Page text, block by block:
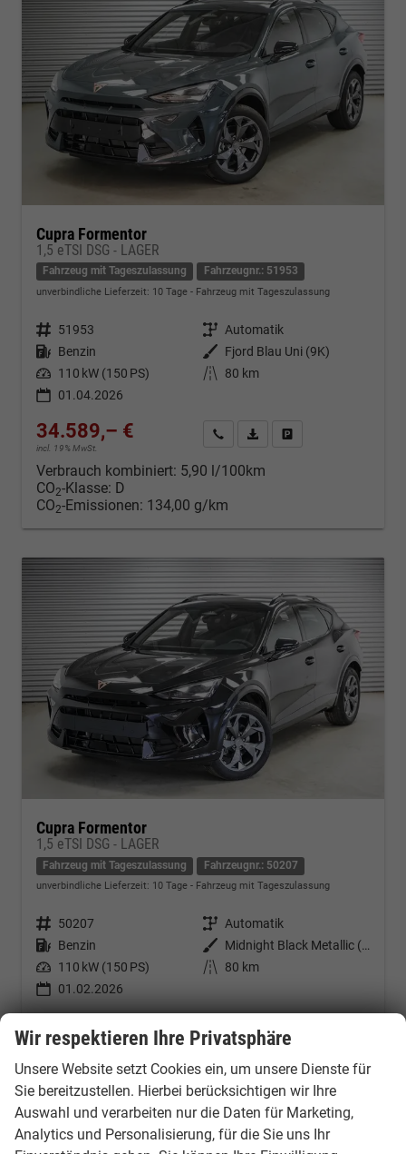
Cupra Formentor
1,5 eTSI DSG - LAGER
Fahrzeug mit Tageszulassung Fahrzeugnr.: 51953
unverbindliche Lieferzeit: 10 Tage Fahrzeug mit Tageszulassung
Fahrzeugnr. 51953 Getriebe Automatik
Kraftstoff Benzin Außenfarbe Fjord Blau Uni (9K)
Leistung 110 kW (150 PS) Kilometerstand
80 km
01.04.2026
34.589,– €
incl. 19% MwSt.
Kontakt & Angebot anfordern
PDF-Datei, Fahrzeugexposé
Verbrauch kombiniert: 5,90 l/100km
CO2-Klasse: D
CO2-Emissionen: 134,00 g/km
Cupra Formentor
1,5 eTSI DSG - LAGER
Fahrzeug mit Tageszulassung Fahrzeugnr.: 50207
unverbindliche Lieferzeit: 10 Tage Fahrzeug mit Tageszulassung
Fahrzeugnr. 50207 Getriebe Automatik
Kraftstoff Benzin Außenfarbe
Midnight Black Metallic (0E)
Leistung 110 kW (150 PS) Kilometerstand
80 km
01.02.2026
34.691,– €
incl. 19% MwSt.
Kontakt & Angebot anfordern
PDF-Datei, Fahrzeugexposé
Verbrauch kombiniert:5,90 l/100km
CO
2 -Klasse:
CO -Emissionen:133,00 g/km
Wir respektieren Ihre Privatsphäre
Unsere Website setzt Cookies ein, um unsere Dienste für
Sie bereitzustellen. Hierbei berücksichtigen wir Ihre
Auswahl und verarbeiten nur die Daten für Marketing,
Analytics und Personalisierung, für die Sie uns Ihr